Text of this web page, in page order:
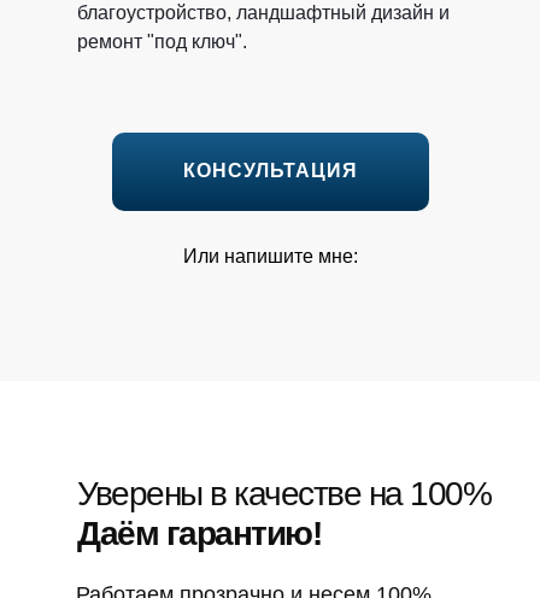
КОНСУЛЬТАЦИЯ
благоустройство, ландшафтный дизайн и
ремонт "под ключ".
Или напишите мне:
Уверены в качестве на 100%
Даём гарантию!